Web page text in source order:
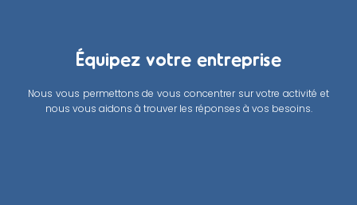
Équipez votre entreprise
Nous vous permettons de vous concentrer sur votre activité et
nous vous aidons à trouver les réponses à vos besoins.